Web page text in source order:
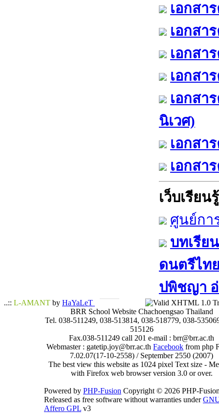
เอกสา
เอกสา
เอกสา
เอกสา
เอกสา
นิเวศ)
เอกสา
เอกสา
เว็บเรียนรู้
ศูนย์กา
บทเรีย
ดนตรีไท
ปพิชญา​ อ่
..:: L-AMANT by HaYaLeT
BRR School Website Chachoengsao Thailand
Tel. 038-511249, 038-513814, 038-518779, 038-
515126
Fax.038-511249 call 201 e-mail : brr@brr.ac.th
Webmaster : gatetip.joy@brr.ac.thFacebook from php
7.02.07(17-10-2558) / September 2550 (2007)
The best view this website as 1024 pixel Text size -
with Firefox web browser version 3.0 or over.
Powered by PHP-Fusion Copyright © 2026 PHP-
Released as free software without warranties under
Affero GPL v3